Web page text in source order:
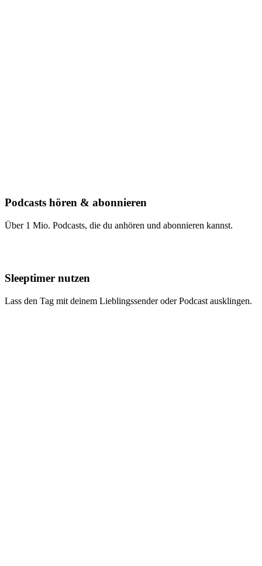
Podcasts hören & abonnieren
Über 1 Mio. Podcasts, die du anhören und abonnieren kannst.
Sleeptimer nutzen
Lass den Tag mit deinem Lieblingssender oder Podcast ausklingen.